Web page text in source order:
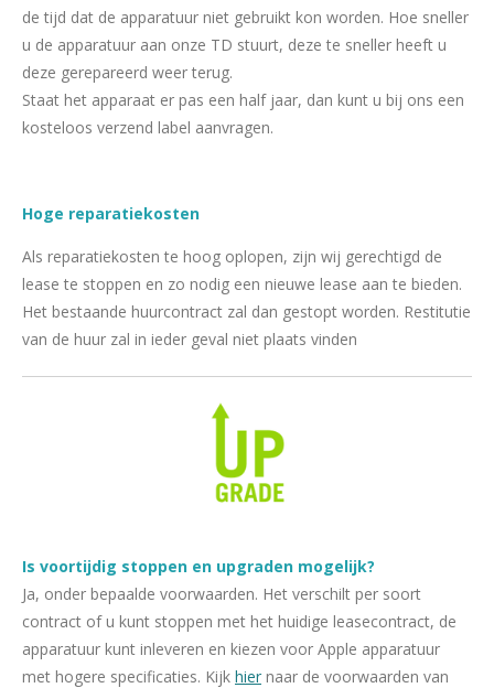
de tijd dat de apparatuur niet gebruikt kon worden. Hoe sneller
u de apparatuur aan onze TD stuurt, deze te sneller heeft u
deze gerepareerd weer terug.
Staat het apparaat er pas een half jaar, dan kunt u bij ons een
kosteloos verzend label aanvragen.
Hoge reparatiekosten
Als reparatiekosten te hoog oplopen, zijn wij gerechtigd de
lease te stoppen en zo nodig een nieuwe lease aan te bieden.
Het bestaande huurcontract zal dan gestopt worden. Restitutie
van de huur zal in ieder geval niet plaats vinden
Is voortijdig stoppen en upgraden mogelijk?
Ja, onder bepaalde voorwaarden. Het verschilt per soort
contract of u kunt stoppen met het huidige leasecontract, de
apparatuur kunt inleveren en kiezen voor Apple apparatuur
met hogere specificaties. Kijk hier naar de voorwaarden van